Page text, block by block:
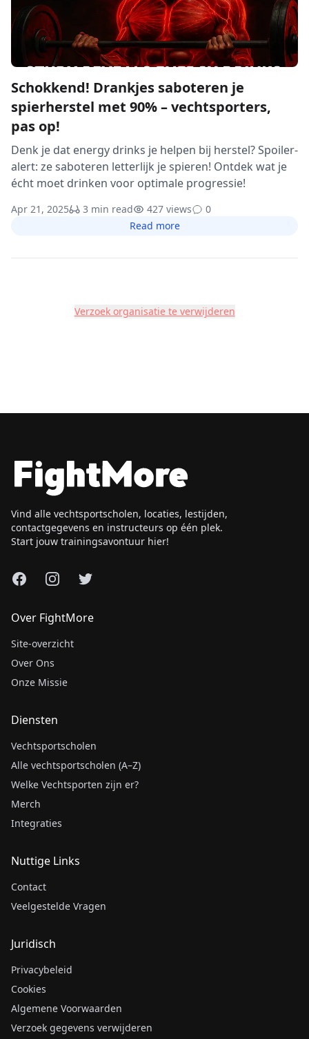
Schokkend! Drankjes saboteren je
spierherstel met 90% – vechtsporters,
pas op!
Denk je dat energy drinks je helpen bij herstel? Spoiler-
alert: ze saboteren letterlijk je spieren! Ontdek wat je
écht moet drinken voor optimale progressie!
Apr 21, 2025 3 min read 427 views
0
Read more
Verzoek organisatie te verwijderen
Vind alle vechtsportscholen, locaties, lestijden,
contactgegevens en instructeurs op één plek.
Start jouw trainingsavontuur hier!
FacebookInstagram
X
Over FightMore
Site-overzicht
Over Ons
Onze Missie
Diensten
Vechtsportscholen
Alle vechtsportscholen (A–Z)
Welke Vechtsporten zijn er?
Merch
Integraties
Nuttige Links
Contact
Veelgestelde Vragen
Juridisch
Privacybeleid
Cookies
Algemene Voorwaarden
Verzoek gegevens verwijderen